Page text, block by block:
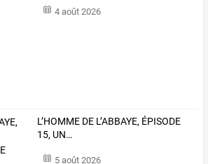
4 août 2026
L’HOMME DE L’ABBAYE, ÉPISODE
15, UN…
5 août 2026